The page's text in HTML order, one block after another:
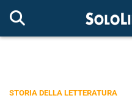
STORIA DELLA LETTERATURA